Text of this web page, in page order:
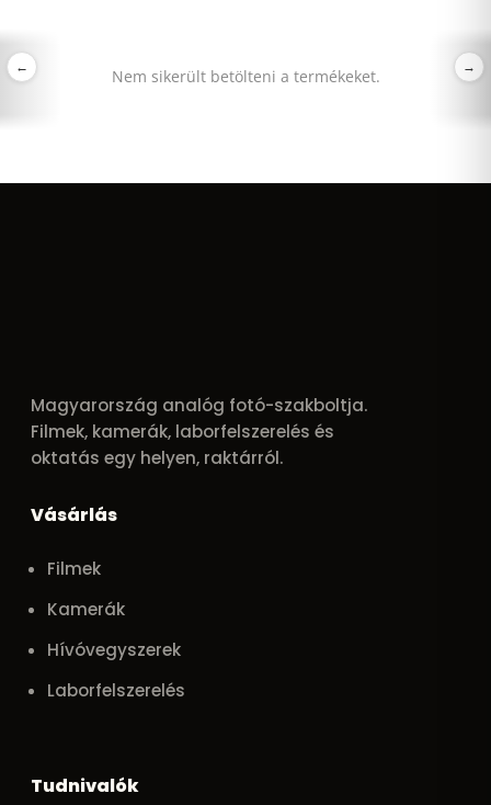
← →
Nem sikerült betölteni a termékeket.
Magyarország analóg fotó-szakboltja.
Filmek, kamerák, laborfelszerelés és
oktatás egy helyen, raktárról.
Vásárlás
Filmek
Kamerák
Hívóvegyszerek
Laborfelszerelés
Tudnivalók